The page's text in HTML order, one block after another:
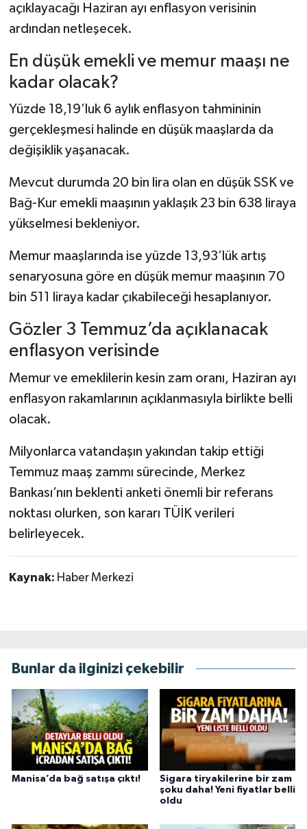
açıklayacağı Haziran ayı enflasyon verisinin
ardından netleşecek.
En düşük emekli ve memur maaşı ne
kadar olacak?
Yüzde 18,19’luk 6 aylık enflasyon tahmininin
gerçekleşmesi halinde en düşük maaşlarda da
değişiklik yaşanacak.
Mevcut durumda 20 bin lira olan en düşük SSK ve
Bağ-Kur emekli maaşının yaklaşık 23 bin 638 liraya
yükselmesi bekleniyor.
Memur maaşlarında ise yüzde 13,93’lük artış
senaryosuna göre en düşük memur maaşının 70
bin 511 liraya kadar çıkabileceği hesaplanıyor.
Gözler 3 Temmuz’da açıklanacak
enflasyon verisinde
Memur ve emeklilerin kesin zam oranı, Haziran ayı
enflasyon rakamlarının açıklanmasıyla birlikte belli
olacak.
Milyonlarca vatandaşın yakından takip ettiği
Temmuz maaş zammı sürecinde, Merkez
Bankası’nın beklenti anketi önemli bir referans
noktası olurken, son kararı TÜİK verileri
belirleyecek.
Kaynak: Haber Merkezi
Bunlar da ilginizi çekebilir
Manisa’da bağ satışa çıktı!
Sigara tiryakilerine bir zam
şoku daha! Yeni fiyatlar belli
oldu